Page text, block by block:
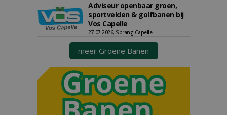
Adviseur openbaar groen,
sportvelden & golfbanen bij
Vos Capelle
27-07-2026, Sprang-Capelle
meer Groene Banen